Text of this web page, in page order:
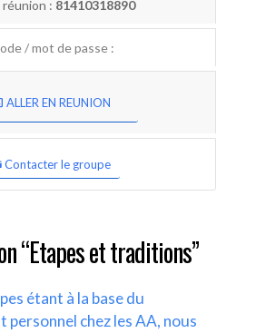
réunion : 81410318890
/ mot de passe :
ALLER EN REUNION
Contacter le groupe
“Etapes et traditions”
étant à la base du
personnel chez les AA, nous